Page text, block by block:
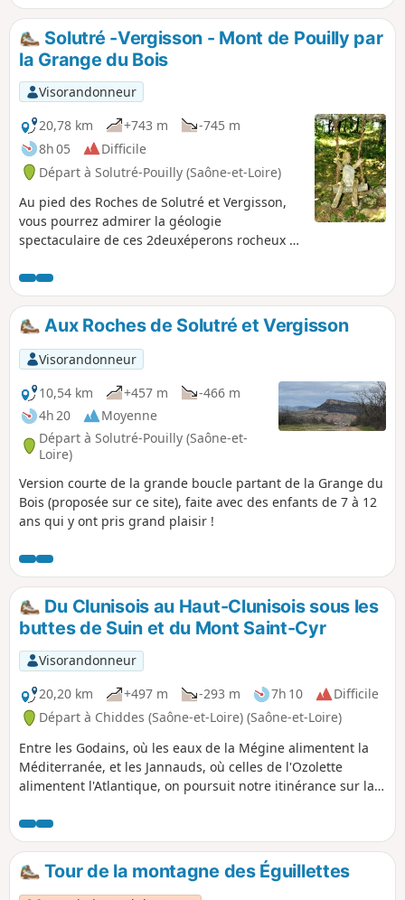
Solutré -Vergisson - Mont de Pouilly par
la Grange du Bois
Visorandonneur
20,78 km
+743 m
-745 m
8h 05
Difficile
Départ à Solutré-Pouilly (Saône-et-Loire)
Au pied des Roches de Solutré et Vergisson,
vous pourrez admirer la géologie
spectaculaire de ces 2deuxéperons rocheux et
superbes vues panoramiques sur le
Beaujolais, la Vallée de la Saône et le Val
Lamartine.Ce long parcours vous fera
emprunter le GR®®76 dans la fraîcheur
forestière du Bois des Bruyères.Au retour,
vous pourrez admirer Chasselas, Mâcon, la
vallée de la Saône voire les Alpes depuis la
Grange du Bois et le sommet du Mont de
Pouilly.
Aux Roches de Solutré et Vergisson
Visorandonneur
10,54 km
+457 m
-466 m
4h 20
Moyenne
Départ à Solutré-Pouilly (Saône-et-
Loire)
Version courte de la grande boucle partant de la Grange du
Bois (proposée sur ce site), faite avec des enfants de 7 à 12
ans qui y ont pris grand plaisir !
Du Clunisois au Haut-Clunisois sous les
buttes de Suin et du Mont Saint-Cyr
Visorandonneur
20,20 km
+497 m -293 m 7h 10
Difficile
Départ à Chiddes (Saône-et-Loire) (Saône-et-Loire)
Entre les Godains, où les eaux de la Mégine alimentent la
Méditerranée, et les Jannauds, où celles de l'Ozolette
alimentent l'Atlantique, on poursuit notre itinérance sur la
du bocage, des forêts et des milieux humides du bassin de
la Grosne et du Clunisois et on traverse plusieurs zones
naturelles d'intérêt écologique, faunistique et floristique
(ZNIEFF). Les haies vives, murs de pierres sèches et chemins
Tour de la montagne des Éguillettes